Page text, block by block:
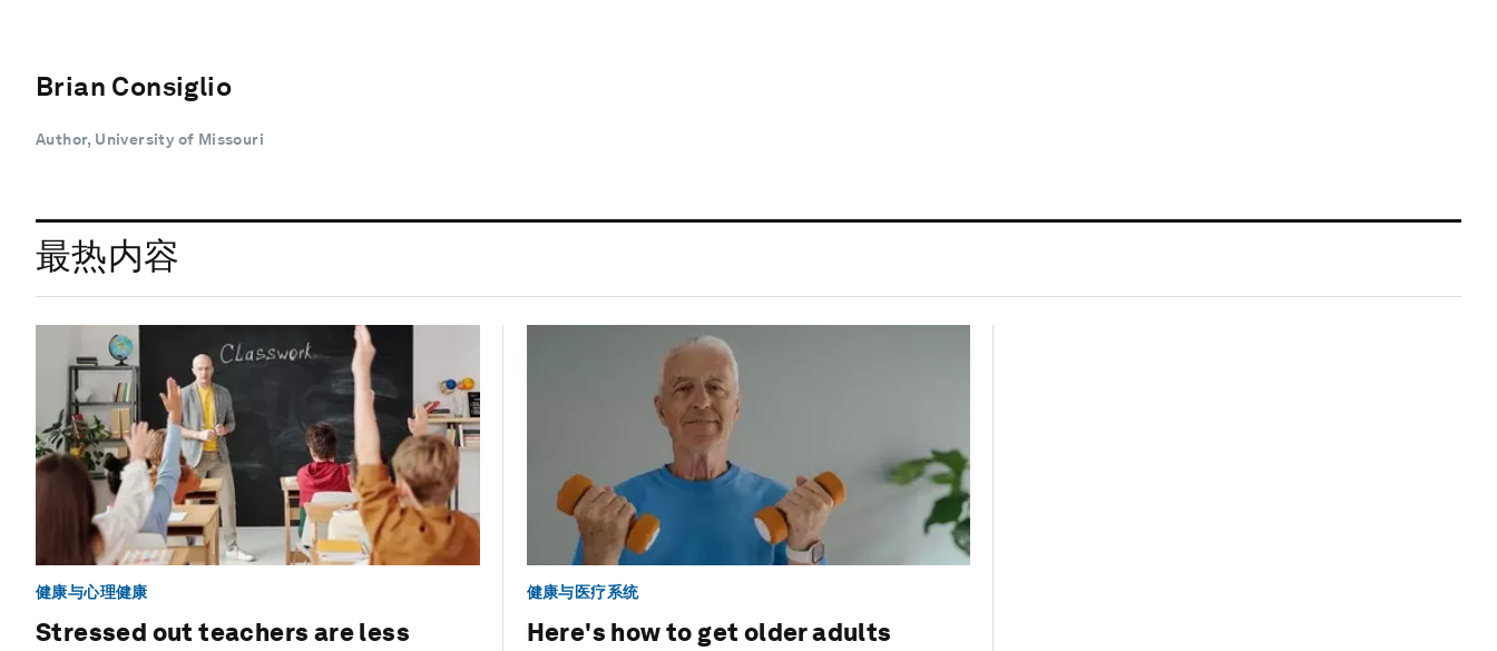
Brian Consiglio
Author, University of Missouri
最热内容
健康与心理健康
Stressed out teachers are less
健康与医疗系统
Here's how to get older adults